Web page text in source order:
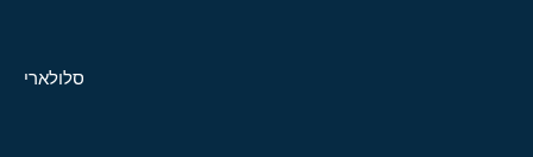
סלולארי